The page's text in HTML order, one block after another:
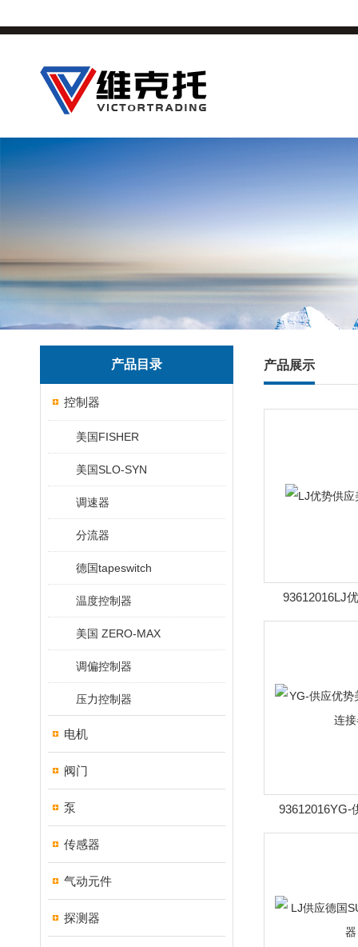
产品目录
控制器
美国FISHER
美国SLO-SYN
调速器
分流器
德国tapeswitch
温度控制器
美国 ZERO-MAX
调偏控制器
压力控制器
电机
阀门
泵
传感器
气动元件
探测器
产品展示
93612016LJ
93612016YG-